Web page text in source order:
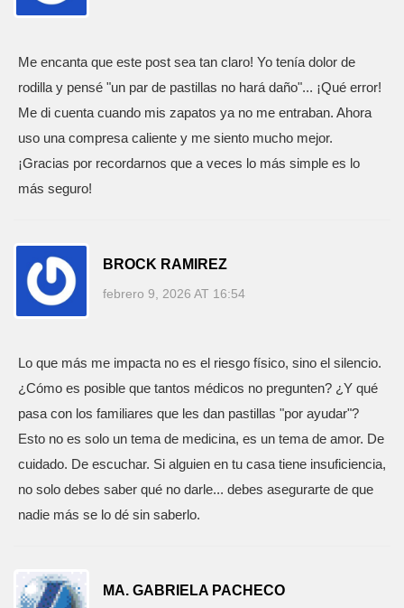
Me encanta que este post sea tan claro! Yo tenía dolor de
rodilla y pensé "un par de pastillas no hará daño"... ¡Qué error!
Me di cuenta cuando mis zapatos ya no me entraban. Ahora
uso una compresa caliente y me siento mucho mejor.
¡Gracias por recordarnos que a veces lo más simple es lo
más seguro!
BROCK RAMIREZ
febrero 9, 2026 AT 16:54
Lo que más me impacta no es el riesgo físico, sino el silencio.
¿Cómo es posible que tantos médicos no pregunten? ¿Y qué
pasa con los familiares que les dan pastillas "por ayudar"?
Esto no es solo un tema de medicina, es un tema de amor. De
cuidado. De escuchar. Si alguien en tu casa tiene insuficiencia,
no solo debes saber qué no darle... debes asegurarte de que
nadie más se lo dé sin saberlo.
MA. GABRIELA PACHECO